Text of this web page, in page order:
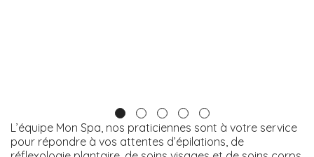
L’équipe Mon Spa, nos praticiennes sont à votre service
pour répondre à vos attentes d’épilations, de